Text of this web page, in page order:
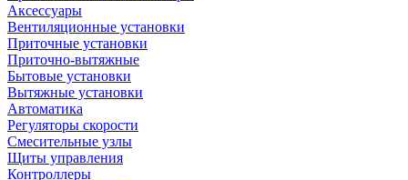
Аксессуары
Вентиляционные установки
Приточные установки
Приточно-вытяжные
Бытовые установки
Вытяжные установки
Автоматика
Регуляторы скорости
Смесительные узлы
Щиты управления
Контроллеры